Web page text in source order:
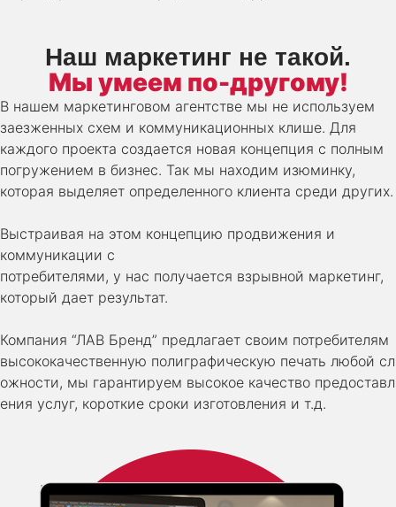
Наш маркетинг не такой.
Мы умеем по-другому!
В нашем маркетинговом агентстве мы не используем
заезженных схем и коммуникационных клише. Для
каждого проекта создается новая концепция с полным
погружением в бизнес. Так мы находим изюминку,
которая выделяет определенного клиента среди других.
Выстраивая на этом концепцию продвижения и
коммуникации с
потребителями, у нас получается взрывной маркетинг,
который дает результат.
Компания “ЛАВ Бренд” предлагает своим потребителям
высококачественную полиграфическую печать любой сл
ожности, мы гарантируем высокое качество предоставл
ения услуг, короткие сроки изготовления и т.д.